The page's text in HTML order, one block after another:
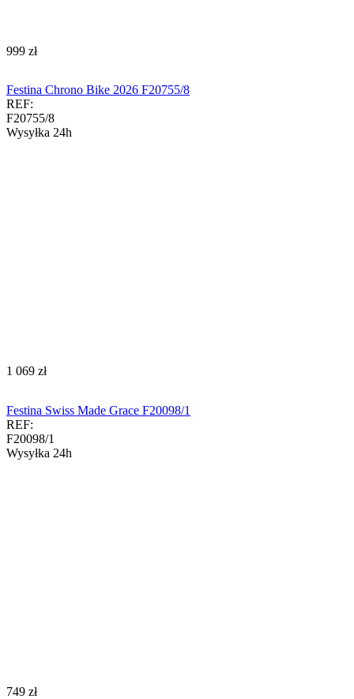
‍999‍ zł
Festina Chrono Bike 2026 F20755/8
REF:
F20755/8
Wysyłka 24h
‍1 069‍ zł
Festina Swiss Made Grace F20098/1
REF:
F20098/1
Wysyłka 24h
‍749‍ zł